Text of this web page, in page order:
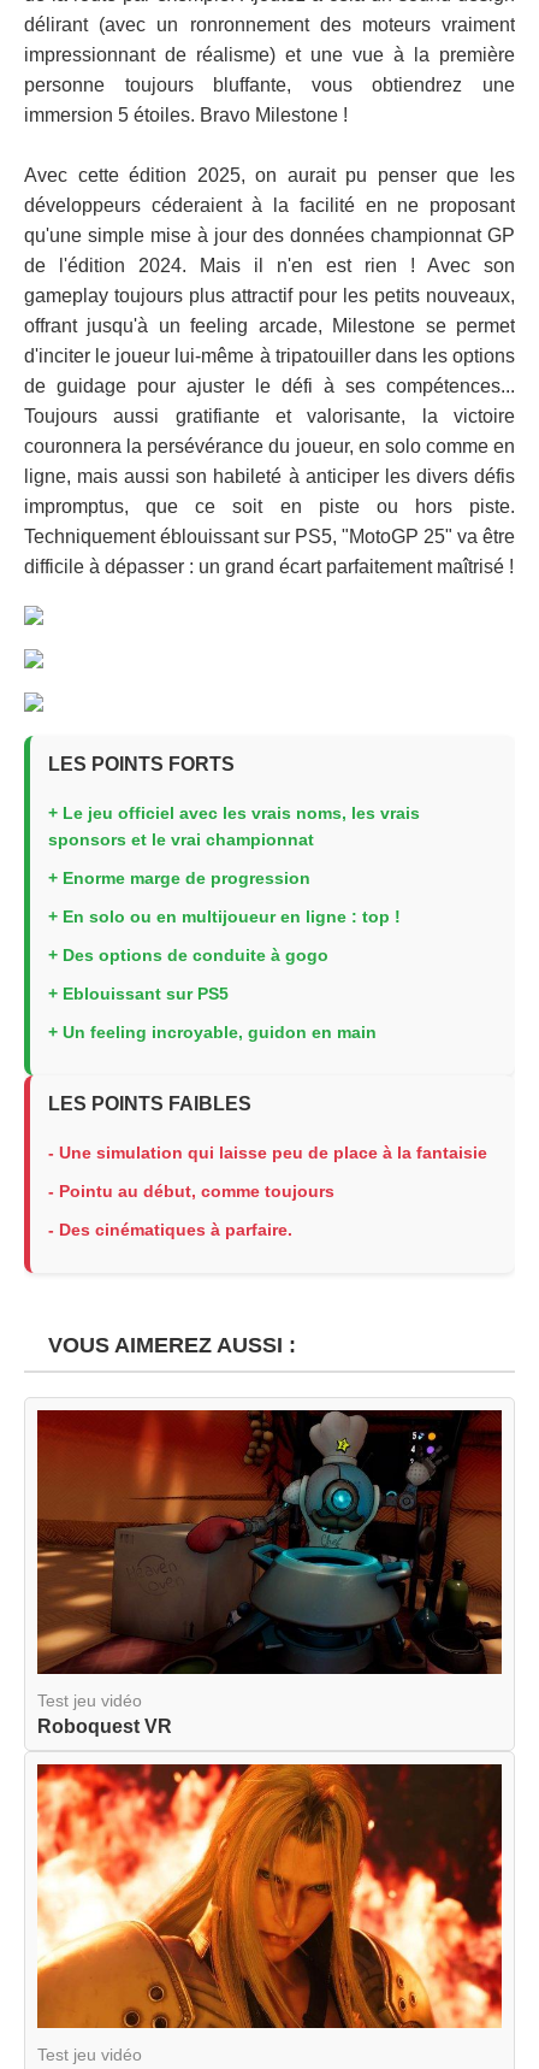
délirant (avec un ronronnement des moteurs vraiment
impressionnant de réalisme) et une vue à la première
personne toujours bluffante, vous obtiendrez une
immersion 5 étoiles. Bravo Milestone !
Avec cette édition 2025, on aurait pu penser que les
développeurs céderaient à la facilité en ne proposant
qu'une simple mise à jour des données championnat GP
de l'édition 2024. Mais il n'en est rien ! Avec son
gameplay toujours plus attractif pour les petits nouveaux,
offrant jusqu'à un feeling arcade, Milestone se permet
d'inciter le joueur lui-même à tripatouiller dans les options
de guidage pour ajuster le défi à ses compétences...
Toujours aussi gratifiante et valorisante, la victoire
couronnera la persévérance du joueur, en solo comme en
ligne, mais aussi son habileté à anticiper les divers défis
impromptus, que ce soit en piste ou hors piste.
Techniquement éblouissant sur PS5, "MotoGP 25" va être
difficile à dépasser : un grand écart parfaitement maîtrisé !
LES POINTS FORTS
+ Le jeu officiel avec les vrais noms, les vrais
sponsors et le vrai championnat
+ Enorme marge de progression
+ En solo ou en multijoueur en ligne : top !
+ Des options de conduite à gogo
+ Eblouissant sur PS5
+ Un feeling incroyable, guidon en main
LES POINTS FAIBLES
- Une simulation qui laisse peu de place à la fantaisie
- Pointu au début, comme toujours
- Des cinématiques à parfaire.
VOUS AIMEREZ AUSSI :
Test jeu vidéo
Roboquest VR
Test jeu vidéo